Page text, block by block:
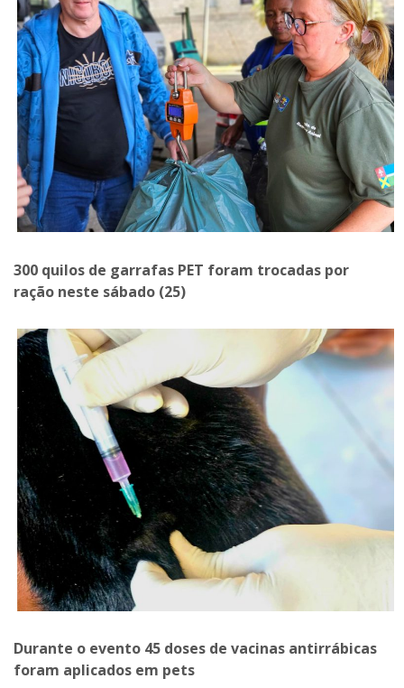
300 quilos de garrafas PET foram trocadas por
ração neste sábado (25)
Durante o evento 45 doses de vacinas antirrábicas
foram aplicados em pets